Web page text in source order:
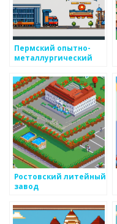
Пермский опытно-
металлургический
завод
Ростовский литейный
завод